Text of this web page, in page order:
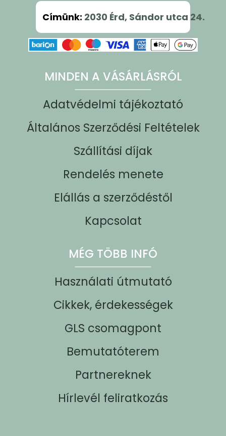
MINDEN A VÁSÁRLÁSRÓL
Adatvédelmi tájékoztató
Általános Szerződési Feltételek
Szállítási díjak
Rendelés menete
Elállás a szerződéstől
Kapcsolat
MÉG TÖBB INFÓ
Használati útmutató
Cikkek, érdekességek
GLS csomagpont
Bemutatóterem
Partnereknek
Hírlevél feliratkozás
Címünk: 2030 Érd, Sándor utca 24.